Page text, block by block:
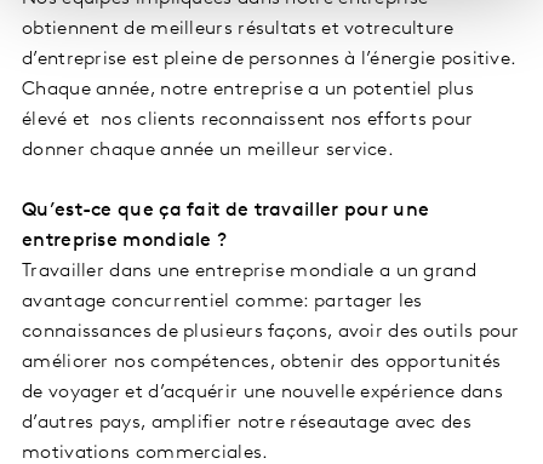
obtiennent de meilleurs résultats et votreculture
d’entreprise est pleine de personnes à l’énergie positive.
Chaque année, notre entreprise a un potentiel plus
élevé et nos clients reconnaissent nos efforts pour
donner chaque année un meilleur service.
Qu’est-ce que ça fait de travailler pour une
entreprise mondiale ?
Travailler dans une entreprise mondiale a un grand
avantage concurrentiel comme: partager les
connaissances de plusieurs façons, avoir des outils pour
améliorer nos compétences, obtenir des opportunités
de voyager et d’acquérir une nouvelle expérience dans
d’autres pays, amplifier notre réseautage avec des
motivations commerciales.